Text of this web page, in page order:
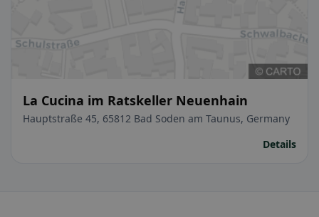
La Cucina im Ratskeller Neuenhain
Hauptstraße 45, 65812 Bad Soden am Taunus, Germany
Details